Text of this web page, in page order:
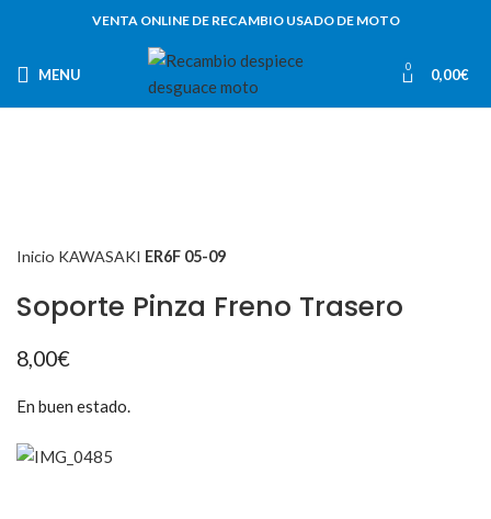
VENTA ONLINE DE RECAMBIO USADO DE MOTO
MENU 0 0,00€
Inicio KAWASAKI ER6F 05-09
Soporte Pinza Freno Trasero
8,00€
En buen estado.